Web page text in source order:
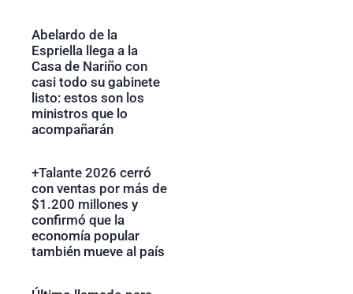
Abelardo de la
Espriella llega a la
Casa de Nariño con
casi todo su gabinete
listo: estos son los
ministros que lo
acompañarán
+Talante 2026 cerró
con ventas por más de
$1.200 millones y
confirmó que la
economía popular
también mueve al país